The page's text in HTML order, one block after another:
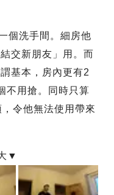
個洗手間。細房他
交新朋友」用。而
基本，房內更有2
不用搶。同時只算
令他無法使用帶來